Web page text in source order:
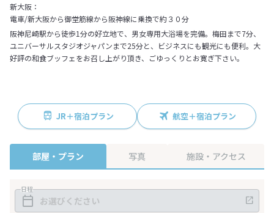
新大阪：
電車/新大阪から御堂筋線から阪神線に乗換で約３０分
阪神尼崎駅から徒歩1分の好立地で、男女専用大浴場を完備。梅田まで7分、
ユニバーサルスタジオジャパンまで25分と、ビジネスにも観光にも便利。大
好評の和食ブッフェをお召し上がり頂き、ごゆっくりとお寛ぎ下さい。
JR＋宿泊プラン 航空＋宿泊プラン
部屋・プラン 写真 施設・アクセス
日程